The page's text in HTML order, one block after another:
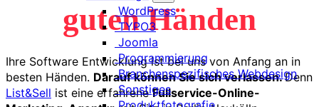
WordPress
TYPO3
Joomla
Programmierung
Branchenspezifisches Webdesign
Sonstiges
guten Händen
Ihre Software Entwicklung ist bei uns von Anfang an in
besten Händen. Darauf können Sie sich verlassen.Denn
List&Sell ist eine erfahreneFullservice-Online-